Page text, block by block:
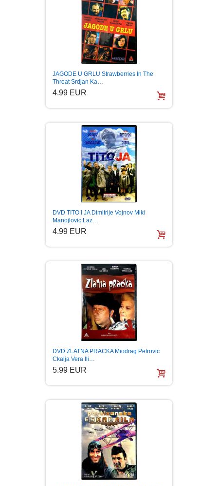
JAGODE U GRLU Strawberries In The
Throat Srdjan Ka…
4.99 EUR
DVD TITO I JA Dimitrije Vojnov Miki
Manojlovic Laz…
4.99 EUR
DVD ZLATNA PRACKA Miodrag Petrovic
Ckalja Vera Ili…
5.99 EUR